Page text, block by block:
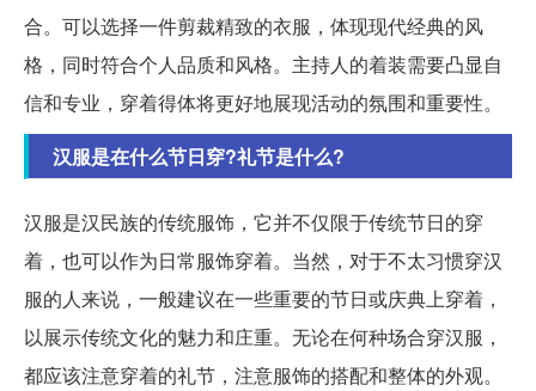
合。可以选择一件剪裁精致的衣服，体现现代经典的风
格，同时符合个人品质和风格。主持人的着装需要凸显自
信和专业，穿着得体将更好地展现活动的氛围和重要性。
汉服是在什么节日穿?礼节是什么?
汉服是汉民族的传统服饰，它并不仅限于传统节日的穿
着，也可以作为日常服饰穿着。当然，对于不太习惯穿汉
服的人来说，一般建议在一些重要的节日或庆典上穿着，
以展示传统文化的魅力和庄重。无论在何种场合穿汉服，
都应该注意穿着的礼节，注意服饰的搭配和整体的外观。